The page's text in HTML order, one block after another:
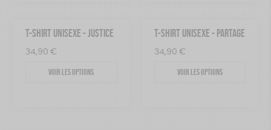
T-SHIRT UNISEXE - JUSTICE
34,90 €
Voir les options
T-SHIRT UNISEXE - PARTAGE
34,90 €
Voir les options